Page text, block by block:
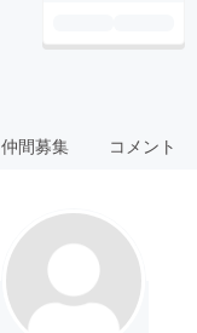
仲間募集 コメント